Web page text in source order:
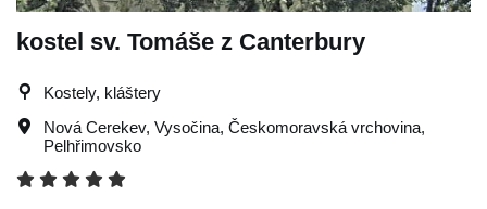
kostel sv. Tomáše z Canterbury
Kostely, kláštery
Nová Cerekev, Vysočina, Českomoravská vrchovina,
Pelhřimovsko